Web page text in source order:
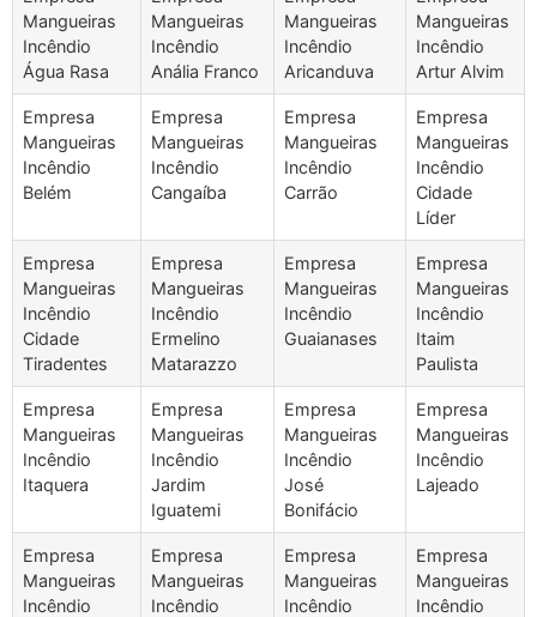
Mangueiras
Incêndio
Água Rasa
Mangueiras
Incêndio
Anália Franco
Mangueiras
Incêndio
Aricanduva
Mangueiras
Incêndio
Artur Alvim
Empresa
Mangueiras
Incêndio
Belém
Empresa
Mangueiras
Incêndio
Cangaíba
Empresa
Mangueiras
Incêndio
Carrão
Empresa
Mangueiras
Incêndio
Cidade
Líder
Empresa
Mangueiras
Incêndio
Cidade
Tiradentes
Empresa
Mangueiras
Incêndio
Ermelino
Matarazzo
Empresa
Mangueiras
Incêndio
Guaianases
Empresa
Mangueiras
Incêndio
Itaim
Paulista
Empresa
Mangueiras
Incêndio
Itaquera
Empresa
Mangueiras
Incêndio
Jardim
Iguatemi
Empresa
Mangueiras
Incêndio
José
Bonifácio
Empresa
Mangueiras
Incêndio
Lajeado
Empresa
Mangueiras
Incêndio
Empresa
Mangueiras
Incêndio
Empresa
Mangueiras
Incêndio
Empresa
Mangueiras
Incêndio